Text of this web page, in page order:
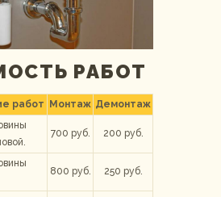
РАБОТ
работ Монтаж Демонтаж
700 руб. 200 руб.
800 руб. 250 руб.